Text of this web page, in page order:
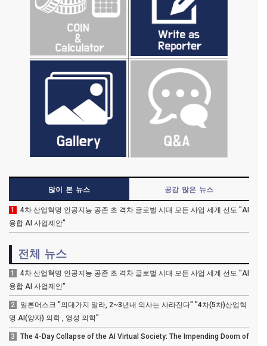
많이 본 뉴스 공감 많은 뉴스
1
4차 산업혁명 인공지능 공존 초 격차 글로벌 시대 모든 사업 세계 선도 "AI
융합 AI 사업제안"
전체 뉴스
1
4차 산업혁명 인공지능 공존 초 격차 글로벌 시대 모든 사업 세계 선도 "AI
융합 AI 사업제안"
2
일론머스크 "의대가지 말라, 2~3년내 의사는 사라진다" "4차(5차)산업혁
명 AI(양자) 의학 , 영성 의학"
3
The 4-Day Collapse of the AI Virtual Society: The Impending Doom of